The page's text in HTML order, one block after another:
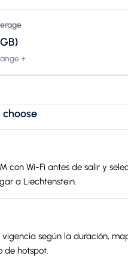
+
choose
con Wi-Fi antes de salir y
a Liechtenstein.
según la duración,
de hotspot.